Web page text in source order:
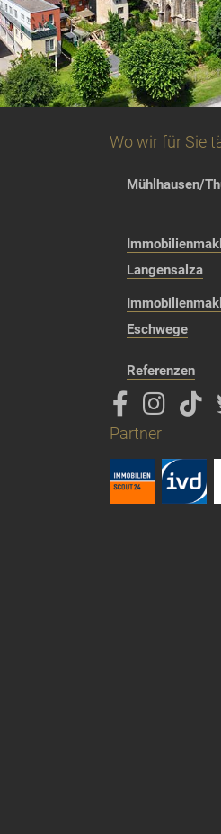
Wo wir für Sie
Mühlhausen/
Langensalza
Eschwege
Referenzen
Partner